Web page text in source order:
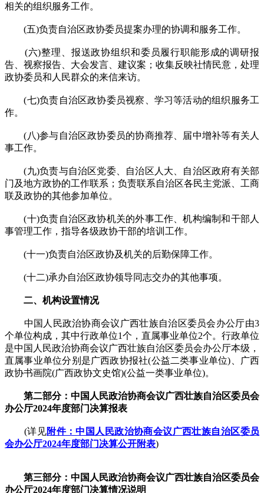
相关的组织服务工作。
(五)负责自治区政协委员提案办理的协调和服务工作。
(六)整理、报送政协组织和委员履行职能形成的调研报
告、视察报告、大会发言、建议案；收集反映社情民意，处理
政协委员和人民群众的来信来访。
(七)负责自治区政协委员视察、学习等活动的组织服务工
作。
(八)参与自治区政协委员的协商推荐、届中增补等有关人
事工作。
(九)负责与自治区党委、自治区人大、自治区政府有关部
门及地方政协的工作联系；负责联系自治区各民主党派、工商
联及政协的其他参加单位。
(十)负责自治区政协机关的外事工作、机构编制和干部人
事管理工作，指导各级政协干部的培训工作。
(十一)负责自治区政协及机关的后勤保障工作。
(十二)承办自治区政协领导同志交办的其他事项。
二、机构设置情况
中国人民政治协商会议广西壮族自治区委员会办公厅由3
个单位构成，其中行政单位1个，直属事业单位2个。行政单位
是中国人民政治协商会议广西壮族自治区委员会办公厅本级，
直属事业单位分别是广西政协报社(公益二类事业单位)、广西
政协书画院(广西政协文史馆)(公益一类事业单位)。
第二部分：中国人民政治协商会议广西壮族自治区委员会
办公厅2024年度部门决算报表
(详见附件：中国人民政治协商会议广西壮族自治区委员
会办公厅2024年度部门决算公开附表)
第三部分：中国人民政治协商会议广西壮族自治区委员会
办公厅2024年度部门决算情况说明